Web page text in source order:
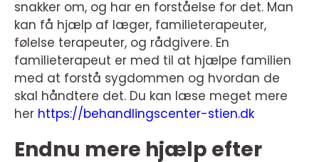
snakker om, og har en forståelse for det. Man
kan få hjælp af læger, familieterapeuter,
følelse terapeuter, og rådgivere. En
familieterapeut er med til at hjælpe familien
med at forstå sygdommen og hvordan de
skal håndtere det. Du kan læse meget mere
her https://behandlingscenter-stien.dk
Endnu mere hjælp efter